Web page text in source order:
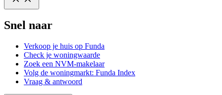
Snel naar
Verkoop je huis op Funda
Check je woningwaarde
Zoek een NVM-makelaar
Volg de woningmarkt: Funda Index
Vraag & antwoord